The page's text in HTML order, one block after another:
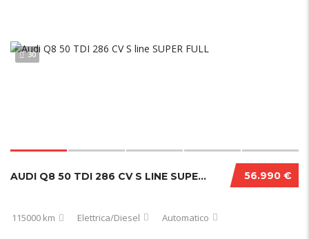
30
56.990 €
AUDI Q8 50 TDI 286 CV S LINE SUPER FULL
115000 km Elettrica/Diesel Automatico